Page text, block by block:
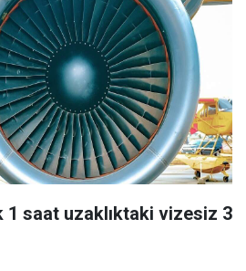
1 saat uzaklıktaki vizesiz 3